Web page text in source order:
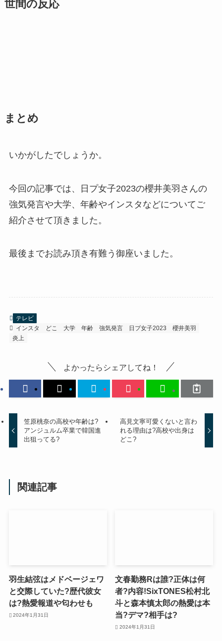
世間の反応
まとめ
いかがしたでしょうか。
今回の記事では、日プ女子2023の櫻井美羽さんの
強気発言や大学、年齢やインスタなどについてご
紹介させて頂きました。
最後までお読み頂き有難う御座いました。
テレビ
インスタ
どこ 大学 年齢 強気発言 日プ女子2023
櫻井美羽
炎上
よかったらシェアしてね！
笠原桃奈の高校や年齢は?
アンジュルム卒業で韓国進
出狙ってる?
高見文寧可愛くないと言わ
れる理由は?高校や出身は
どこ?
関連記事
羽生結弦はメドベージェワ
と交際していた?歴代彼女
は?熱愛報道や匂わせも
2024年1月31日
文春勤務Rは誰?正体は何
者?内容!SixTONES松村北
斗と森本慎太郎の熱愛は本
当?デマ?相手は?
2024年1月31日